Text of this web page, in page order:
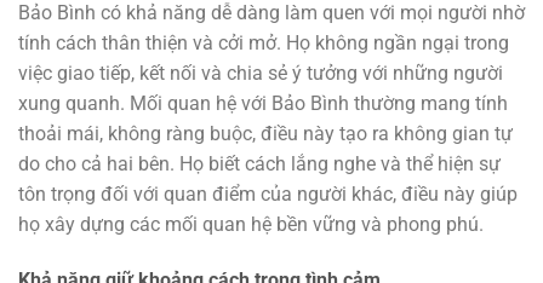
Bảo Bình có khả năng dễ dàng làm quen với mọi người nhờ
tính cách thân thiện và cởi mở. Họ không ngần ngại trong
việc giao tiếp, kết nối và chia sẻ ý tưởng với những người
xung quanh. Mối quan hệ với Bảo Bình thường mang tính
thoải mái, không ràng buộc, điều này tạo ra không gian tự
do cho cả hai bên. Họ biết cách lắng nghe và thể hiện sự
tôn trọng đối với quan điểm của người khác, điều này giúp
họ xây dựng các mối quan hệ bền vững và phong phú.